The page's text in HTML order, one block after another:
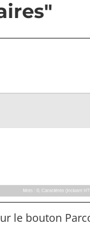
le bouton